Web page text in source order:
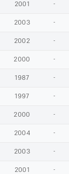
2001 -
2003 -
2002 -
2000 -
1987 -
1997 -
2000 -
2004 -
2003 -
2001 -